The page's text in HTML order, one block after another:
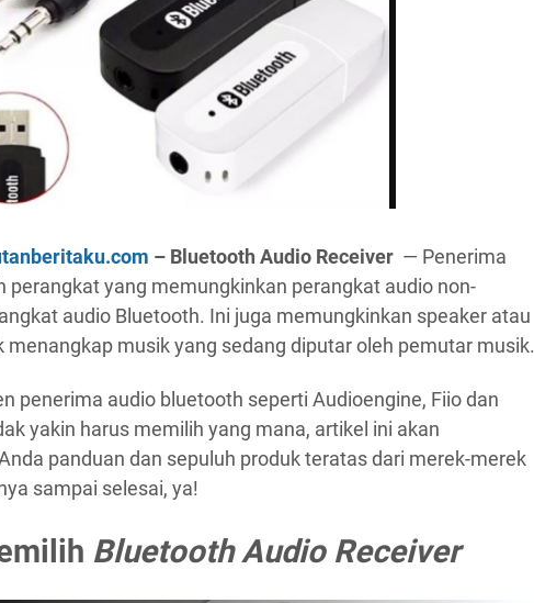
– Bluetooth Audio Receiver — Penerima
perangkat yang memungkinkan perangkat audio non-
audio Bluetooth. Ini juga memungkinkan speaker atau
menangkap musik yang sedang diputar oleh pemutar musik.
penerima audio bluetooth seperti Audioengine, Fiio dan
yakin harus memilih yang mana, artikel ini akan
panduan dan sepuluh produk teratas dari merek-merek
sampai selesai, ya!
Bluetooth Audio Receiver